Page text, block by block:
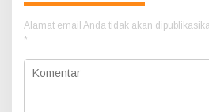
Alamat email Anda tidak akan
*